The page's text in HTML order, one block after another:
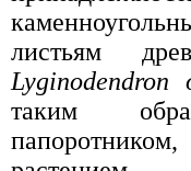
листьям
Lyginodendron
таким